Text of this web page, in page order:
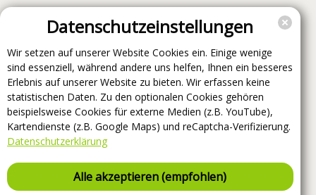
Datenschutzeinstellungen
Wir setzen auf unserer Website Cookies ein. Einige wenige
sind essenziell, während andere uns helfen, Ihnen ein besseres
Erlebnis auf unserer Website zu bieten. Wir erfassen keine
statistischen Daten. Zu den optionalen Cookies gehören
beispielsweise Cookies für externe Medien (z.B. YouTube),
Kartendienste (z.B. Google Maps) und reCaptcha-Verifizierung.
Datenschutzerklärung
Alle akzeptieren (empfohlen)